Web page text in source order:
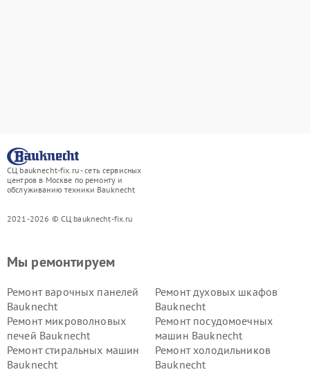
СЦ bauknecht-fix.ru - сеть сервисных
центров в Москве по ремонту и
обслуживанию техники Bauknecht
2021-2026 © СЦ bauknecht-fix.ru
Мы ремонтируем
Ремонт варочных панелей
Bauknecht
Ремонт духовых шкафов
Bauknecht
Ремонт микроволновых
печей Bauknecht
Ремонт посудомоечных
машин Bauknecht
Ремонт стиральных машин
Bauknecht
Ремонт холодильников
Bauknecht